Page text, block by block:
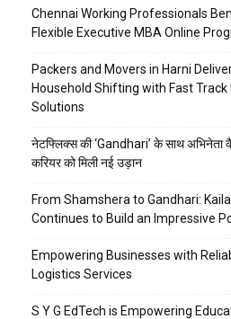
Chennai Working Professionals
Flexible Executive MBA Online
Packers and Movers in Harni
Household Shifting with Fast Track
Solutions
नेटफ्लिक्स की ‘Gandhari’ के साथ अभिनेता
करियर को मिली नई उड़ान
From Shamshera to Gandhari:
Continues to Build an Impressive
Empowering Businesses with
Logistics Services
S Y G EdTech is Empowering